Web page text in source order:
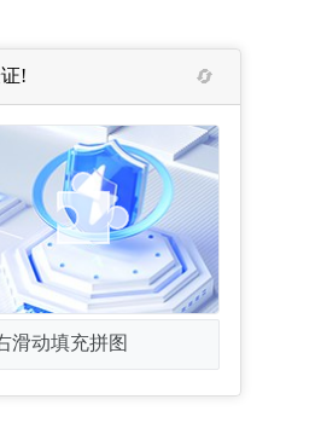
!
滑动填充拼图